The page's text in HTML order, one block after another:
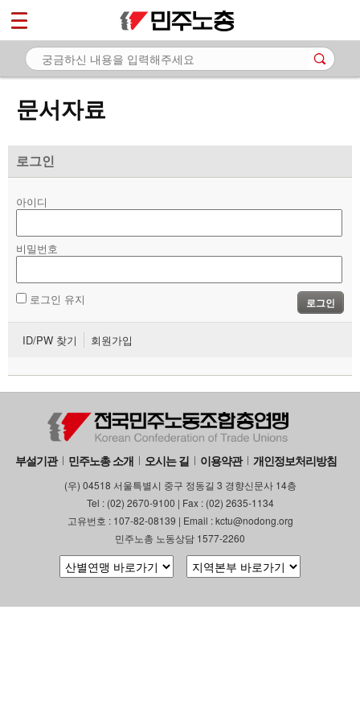
문서자료
로그인
아이디
비밀번호
로그인 유지 로그인
ID/PW 찾기 회원가입
부설기관 민주노총 소개 오시는 길 이용약관 개인정보처리방침
(우) 04518 서울특별시 중구 정동길 3 경향신문사 14층
Tel : (02) 2670-9100 | Fax : (02) 2635-1134
고유번호 : 107-82-08139 | Email : kctu@nodong.org
민주노총 노동상담 1577-2260
마이페이지
소개
노동상담
자료
- 미디어자료
- 카드뉴스
부설기관